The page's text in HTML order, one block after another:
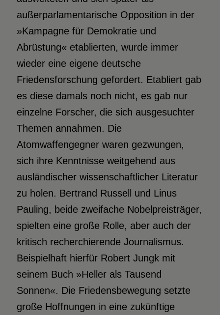
außerparlamentarische Opposition in der
»Kampagne für Demokratie und
Abrüstung« etablierten, wurde immer
wieder eine eigene deutsche
Friedensforschung gefordert. Etabliert gab
es diese damals noch nicht, es gab nur
einzelne Forscher, die sich ausgesuchter
Themen annahmen. Die
Atomwaffengegner waren gezwungen,
sich ihre Kenntnisse weitgehend aus
ausländischer wissenschaftlicher Literatur
zu holen. Bertrand Russell und Linus
Pauling, beide zweifache Nobelpreisträger,
spielten eine große Rolle, aber auch der
kritisch recherchierende Journalismus.
Beispielhaft hierfür Robert Jungk mit
seinem Buch »Heller als Tausend
Sonnen«. Die Friedensbewegung setzte
große Hoffnungen in eine zukünftige